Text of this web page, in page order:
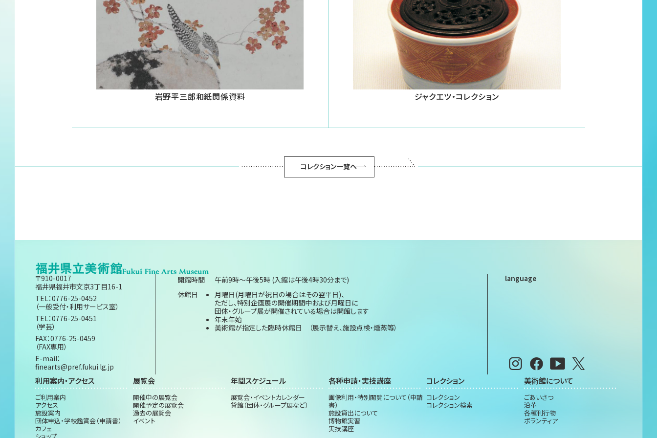
岩野平三郎和紙関係資料 ジャクエツ・コレクション
コレクション一覧へ
〒910-0017
福井県福井市文京3丁目16-1
TEL：0776-25-0452
（一般受付・利用サービス室）
TEL：0776-25-0451
（学芸）
FAX：0776-25-0459
（FAX専用）
E-mail：
finearts@pref.fukui.lg.jp
開館時間
午前9時～午後5時 (入館は午後4時30分まで)
休館日
月曜日(月曜日が祝日の場合はその翌平日)、
ただし、特別企画展の開催期間中および月曜日に
団体・グループ展が開催されている場合は開館します
年末年始
美術館が指定した臨時休館日 （展示替え、施設点検・燻蒸等）
language
利用案内・アクセス
ご利用案内
アクセス
施設案内
団体申込・学校鑑賞会（申請書）
カフェ
展覧会
開催中の展覧会
開催予定の展覧会
過去の展覧会
イベント
年間スケジュール
展覧会・イベントカレンダー
貸館（団体・グループ展など）
各種申請・実技講座
画像利用・特別閲覧について（申請
書）
施設貸出について
博物館実習
実技講座
コレクション
コレクション
コレクション検索
美術館について
ごあいさつ
沿革
各種刊行物
ボランティア